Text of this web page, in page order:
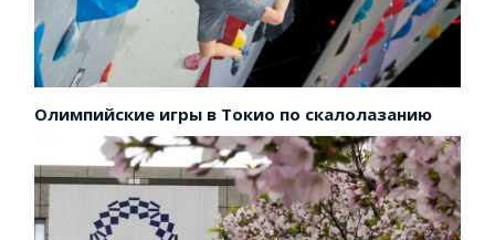
Олимпийские игры в Токио по скалолазанию